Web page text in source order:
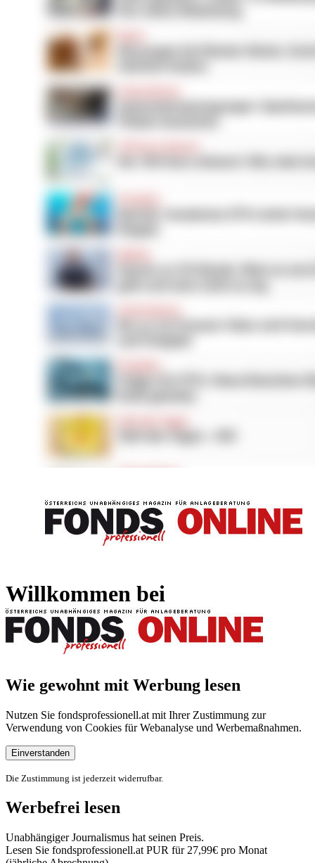
Willkommen bei
Wie gewohnt mit Werbung lesen
Nutzen Sie fondsprofessionell.at mit Ihrer Zustimmung zur
Verwendung von Cookies für Webanalyse und Werbemaßnahmen.
Einverstanden
Die Zustimmung ist jederzeit widerrufbar.
Werbefrei lesen
Unabhängiger Journalismus hat seinen Preis.
Lesen Sie fondsprofessionell.at PUR für 27,99€ pro Monat